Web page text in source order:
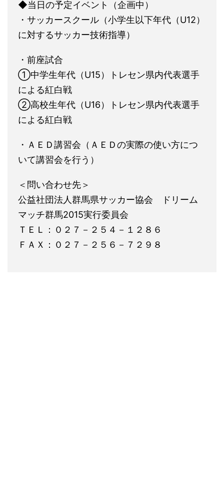
◆当日の予定イベント（企画中）
・サッカースクール（小学生以下年代（U12）
に対するサッカー技術指導）
・前座試合
①中学生年代（U15）トレセン県内代表選手
による紅白戦
②高校生年代（U16）トレセン県内代表選手
による紅白戦
・ＡＥＤ講習会（ＡＥＤの実際の使い方につ
いて講習会を行う）
＜問い合わせ先＞
公益社団法人群馬県サッカー協会 ドリーム
マッチ群馬2015実行委員会
ＴＥＬ：０２７－２５４－１２８６
ＦＡＸ：０２７－２５６－７２９８